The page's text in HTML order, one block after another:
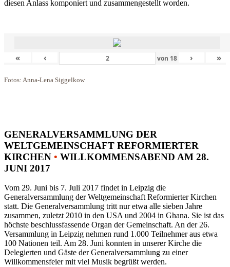
diesen Anlass komponiert und zusammengestellt worden.
« ‹ von 18 › »
Fotos: Anna-Lena Siggelkow
GENERALVERSAMMLUNG DER
WELTGEMEINSCHAFT REFORMIERTER
KIRCHEN • WILLKOMMENSABEND AM 28.
JUNI 2017
Vom 29. Juni bis 7. Juli 2017 findet in Leipzig die
Generalversammlung der Weltgemeinschaft Reformierter Kirchen
statt. Die Generalversammlung tritt nur etwa alle sieben Jahre
zusammen, zuletzt 2010 in den USA und 2004 in Ghana. Sie ist das
höchste beschlussfassende Organ der Gemeinschaft. An der 26.
Versammlung in Leipzig nehmen rund 1.000 Teilnehmer aus etwa
100 Nationen teil. Am 28. Juni konnten in unserer Kirche die
Delegierten und Gäste der Generalversammlung zu einer
Willkommensfeier mit viel Musik begrüßt werden.